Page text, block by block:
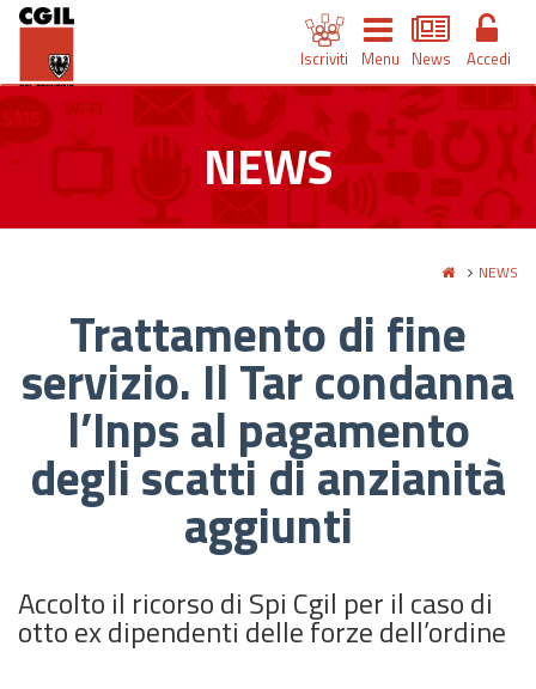
Iscriviti Menu News Accedi
NEWS
NEWS
Trattamento di fine
servizio. Il Tar condanna
l’Inps al pagamento
degli scatti di anzianità
aggiunti
Accolto il ricorso di Spi Cgil per il caso di
otto ex dipendenti delle forze dell’ordine